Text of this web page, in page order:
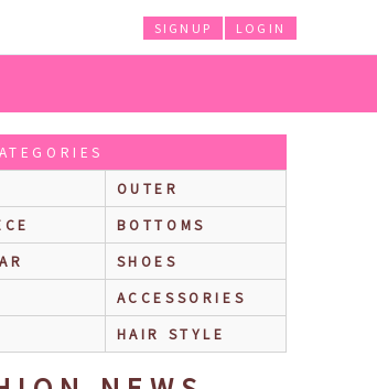
LOGIN
SIGNUP
OUTER
BOTTOMS
SHOES
ACCESSORIES
HAIR STYLE